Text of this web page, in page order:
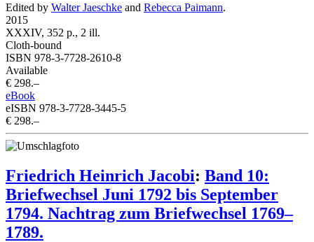
Edited by Walter Jaeschke and Rebecca Paimann.
2015
XXXIV, 352 p., 2 ill.
Cloth-bound
ISBN 978-3-7728-2610-8
Available
€ 298.–
eBook
eISBN 978-3-7728-3445-5
€ 298.–
Friedrich Heinrich Jacobi: Band 10:
Briefwechsel Juni 1792 bis September
1794. Nachtrag zum Briefwechsel 1769–
1789.